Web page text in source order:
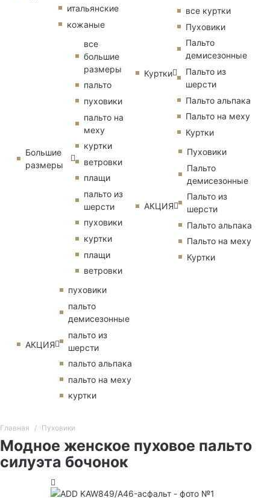
итальянские
кожаные
Большие
размеры
все
большие
размеры
пальто
пуховики
пальто на
меху
куртки
ветровки
плащи
пальто из
шерсти
пуховики
куртки
плащи
ветровки
АКЦИЯ
пуховики
пальто
демисезонные
пальто из
шерсти
пальто альпака
пальто на меху
куртки
Куртки
все куртки
Пуховики
Пальто
демисезонные
Пальто из
шерсти
Пальто альпака
Пальто на меху
Куртки
АКЦИЯ
Пуховики
Пальто
демисезонные
Пальто из
шерсти
Пальто альпака
Пальто на меху
Куртки
Главная Пуховики
Модное женское пуховое пальто
силуэта бочонок